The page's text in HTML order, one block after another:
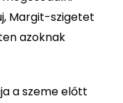
Margit-szigetet
azoknak
a szeme előtt